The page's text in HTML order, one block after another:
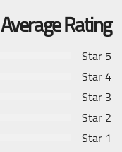
Average Rating
5 Star
4 Star
3 Star
2 Star
1 Star